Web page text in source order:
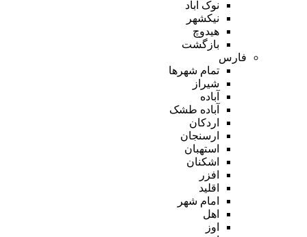
نوک آباد
نیکشهر
هیدوچ
بازگشت
فارس
تمام شهر‌ها
شیراز
آباده
آباده طشک
اردکان
ارسنجان
استهبان
اشکنان
افزر
اقلید
امام شهر
اهل
اوز